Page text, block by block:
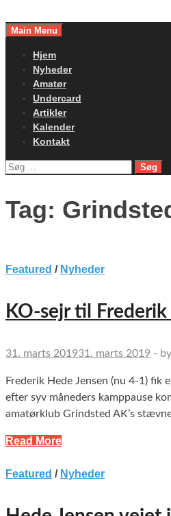
toMain Menu
Hjem
Nyheder
Amatør
Undercard
Artikler
Kalender
Kontakt
Søg
Tag:
Featured / Nyheder
KO-sejr til
31. marts 201931. marts 2019 - by
Frederik Hede Jensen (nu 4-1) fik
efter syv måneders kamppause
amatørklub Grindsted AK’s
Read More
Featured / Nyheder